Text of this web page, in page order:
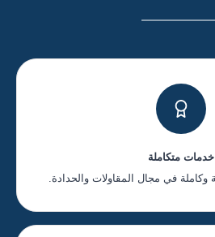
خدمات متكاملة
في مجال المقاولات والحدادة.